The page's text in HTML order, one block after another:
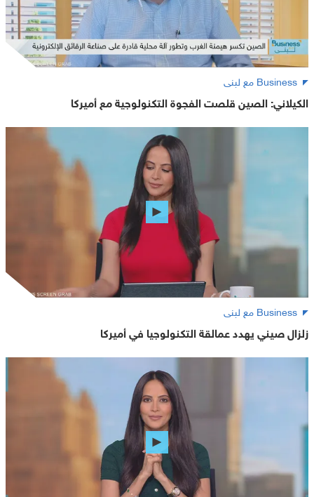
Business مع لبنى
الكيلاني: الصين قلصت الفجوة التكنولوجية مع أميركا
Business مع لبنى
زلزال صيني يهدد عمالقة التكنولوجيا في أميركا